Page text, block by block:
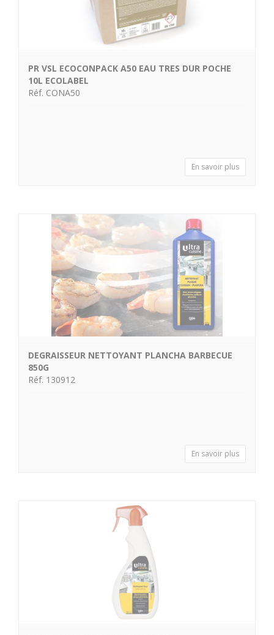
PR VSL ECOCONPACK A50 EAU TRES DUR POCHE
10L ECOLABEL
Réf. CONA50
En savoir plus
DEGRAISSEUR NETTOYANT PLANCHA BARBECUE
850G
Réf. 130912
En savoir plus